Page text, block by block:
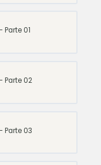
01
Parte 02
Parte 03